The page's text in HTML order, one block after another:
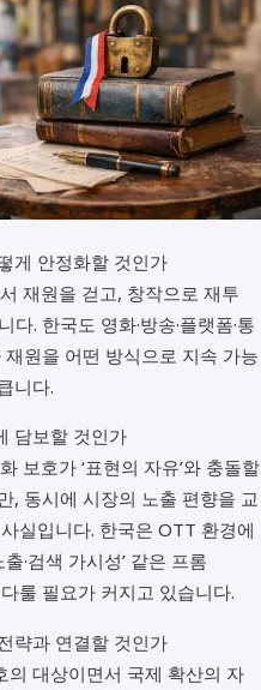
게 안정화할 것인가
재원을 걷고, 창작으로 재투
. 한국도 영화·방송·플랫폼·통
원을 어떤 방식으로 지속 가능
니다.
담보할 것인가
보호가 ‘표현의 자유’와 충돌할
, 동시에 시장의 노출 편향을 교
실입니다. 한국은 OTT 환경에
출·검색 가시성’ 같은 프롬
룰 필요가 커지고 있습니다.
략과 연결할 것인가
의 대상이면서 국제 확산의 자